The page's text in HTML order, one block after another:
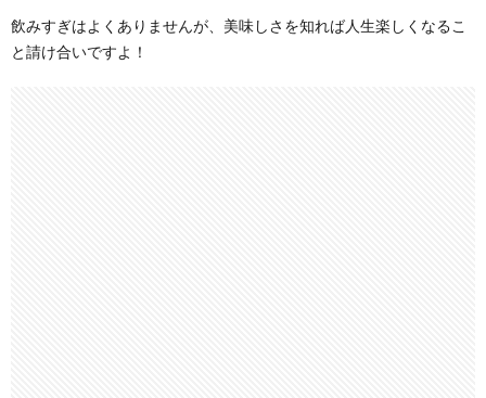
飲みすぎはよくありませんが、美味しさを知れば人生楽しくなるこ
と請け合いですよ！